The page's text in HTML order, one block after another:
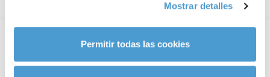
Mostrar detalles
Permitir todas las cookies